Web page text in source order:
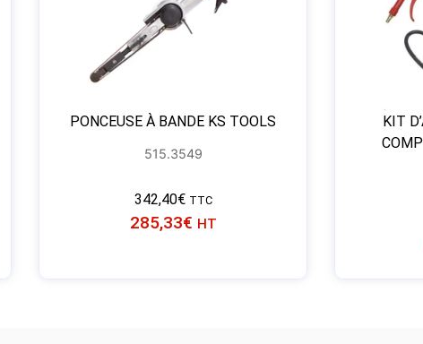
PONCEUSE À BANDE KS TOOLS
515.3549
342,40€ TTC
285,33€ HT
KIT